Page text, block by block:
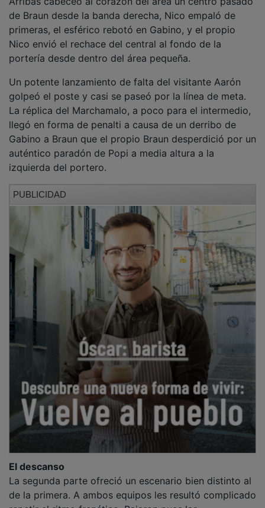
de Braun desde la banda derecha, Nico empaló de
primeras, el esférico rebotó en Gabino, y el propio
Nico envió el rechace del central al fondo de la
portería desde dentro del área pequeña.
golpeó el poste y casi se paseó por la línea de meta.
La réplica del Marchamalo, a poco para el intermedio,
llegó en forma de penalti a causa de un derribo de
Gabino a Braun que el propio Braun desperdició por un
auténtico paradón de Popi a media altura a la
izquierda del portero.
La segunda parte ofreció un escenario bien distinto al
de la primera. A ambos equipos les resultó complicado
repetir el ritmo frenético. Bajaron pues las